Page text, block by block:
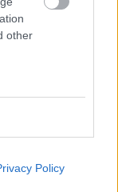
other
Policy
eleme lehet
elkészítése